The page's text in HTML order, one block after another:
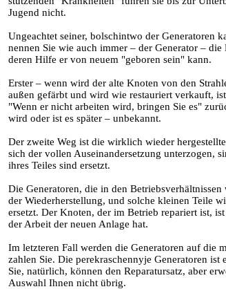
Jugend nicht.
Ungeachtet seiner, bolschintwo der Generatoren
nennen Sie wie auch immer – der Generator –
deren Hilfe er von neuem "geboren sein" kann.
Erster – wenn wird der alte Knoten von den
außen gefärbt und wird wie restauriert verkauft,
"Wenn er nicht arbeiten wird, bringen Sie es"
wird oder ist es später – unbekannt.
Der zweite Weg ist die wirklich wieder
sich der vollen Auseinandersetzung unterzogen,
ihres Teiles sind ersetzt.
Die Generatoren, die in den
der Wiederherstellung, und solche kleinen Teile
ersetzt. Der Knoten, der im Betrieb repariert ist,
der Arbeit der neuen Anlage hat.
Im letzteren Fall werden die Generatoren auf die
zahlen Sie. Die perekraschennyje Generatoren
Sie, natürlich, können den Reparatursatz, aber
Auswahl Ihnen nicht übrig.